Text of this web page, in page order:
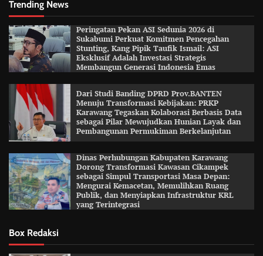
Trending News
Peringatan Pekan ASI Sedunia 2026 di
Sukabumi Perkuat Komitmen Pencegahan
Stunting, Kang Pipik Taufik Ismail: ASI
Eksklusif Adalah Investasi Strategis
Membangun Generasi Indonesia Emas
Dari Studi Banding DPRD Prov.BANTEN
Menuju Transformasi Kebijakan: PRKP
Karawang Tegaskan Kolaborasi Berbasis Data
sebagai Pilar Mewujudkan Hunian Layak dan
Pembangunan Permukiman Berkelanjutan
Dinas Perhubungan Kabupaten Karawang
Dorong Transformasi Kawasan Cikampek
sebagai Simpul Transportasi Masa Depan:
Mengurai Kemacetan, Memulihkan Ruang
Publik, dan Menyiapkan Infrastruktur KRL
yang Terintegrasi
Box Redaksi